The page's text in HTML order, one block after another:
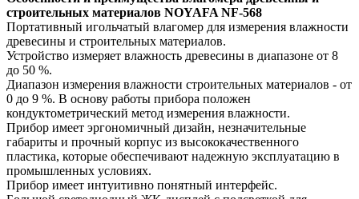
строительных материалов NOYAFA NF-568
Портативный игольчатый влагомер для измерения влажности
древесины и строительных материалов.
Устройство измеряет влажность древесины в диапазоне от 8
до 50 %.
Диапазон измерения влажности строительных материалов - от
0 до 9 %. В основу работы прибора положен
кондуктометрический метод измерения влажности.
Прибор имеет эргономичный дизайн, незначительные
габариты и прочный корпус из высококачественного
пластика, которые обеспечивают надежную эксплуатацию в
промышленных условиях.
Прибор имеет интуитивно понятный интерфейс.